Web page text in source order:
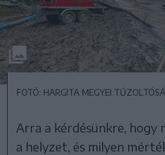
FOTÓ: HARGITA MEGYEI
Arra a kérdésünkre, hogy
a helyzet, és milyen